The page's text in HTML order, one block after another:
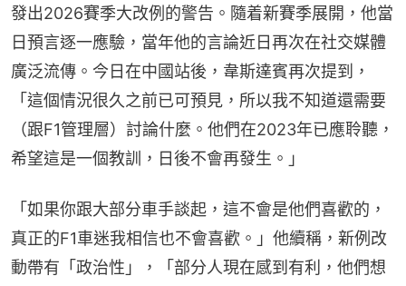
發出2026賽季大改例的警告。隨着新賽季展開，他當
日預言逐一應驗，當年他的言論近日再次在社交媒體
廣泛流傳。今日在中國站後，韋斯達賓再次提到，
「這個情況很久之前已可預見，所以我不知道還需要
（跟F1管理層）討論什麼。他們在2023年已應聆聽，
希望這是一個教訓，日後不會再發生。」
「如果你跟大部分車手談起，這不會是他們喜歡的，
真正的F1車迷我相信也不會喜歡。」他續稱，新例改
動帶有「政治性」，「部分人現在感到有利，他們想